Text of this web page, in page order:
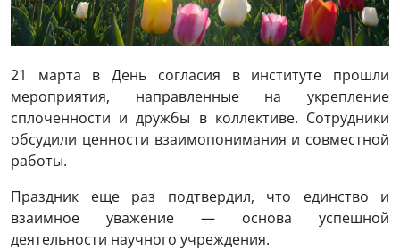
21 марта в День согласия в институте прошли
мероприятия, направленные на укрепление
сплоченности и дружбы в коллективе. Сотрудники
обсудили ценности взаимопонимания и совместной
работы.
Праздник еще раз подтвердил, что единство и
взаимное уважение — основа успешной
деятельности научного учреждения.